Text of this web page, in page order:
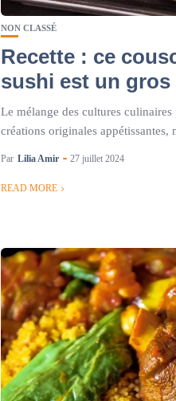
NON CLASSÉ
Recette : ce
sushi est un
Le mélange des cultures
créations originales appétissantes,
Par Lilia Amir 27 juillet 2024
READ MORE